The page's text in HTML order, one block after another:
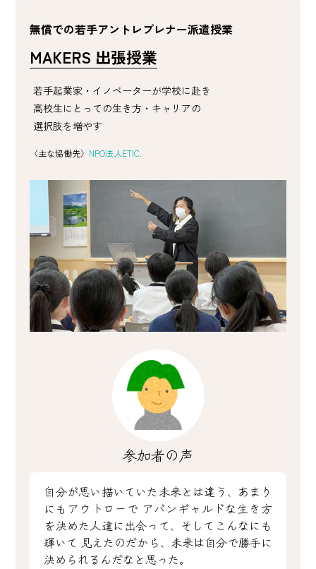
無償での若手アントレプレナー派遣授業
MAKERS 出張授業
若手起業家・イノベーターが学校に赴き
高校生にとっての生き方・キャリアの
選択肢を増やす
〈主な協働先〉 NPO法人ETIC.
参加者の声
自分が思い描いていた未来とは違う、あまり
にもアウトローで アバンギャルドな生き方
を決めた人達に出会って、そしてこんなにも
輝いて 見えたのだから、未来は自分で勝手に
決められるんだなと思った。